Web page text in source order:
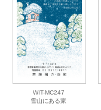
この見本で申し込む